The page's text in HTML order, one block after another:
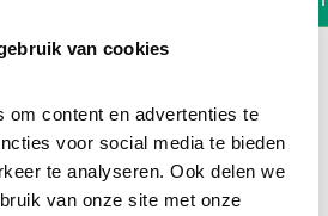
van cookies
om content en advertenties te
voor social media te bieden
te analyseren. Ook delen we
van onze site met onze